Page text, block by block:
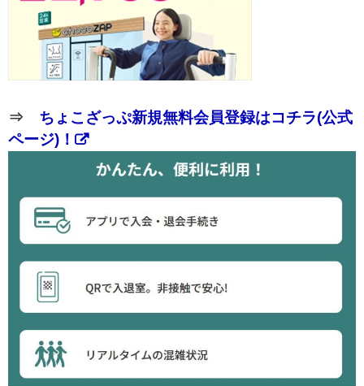
⇒ ちょこざっぷ新規無料会員登録はコチラ(公式
ページ)！